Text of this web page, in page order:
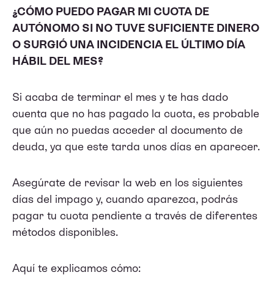
¿CÓMO PUEDO PAGAR MI CUOTA DE
AUTÓNOMO SI NO TUVE SUFICIENTE DINERO
O SURGIÓ UNA INCIDENCIA EL ÚLTIMO DÍA
HÁBIL DEL MES?
Si acaba de terminar el mes y te has dado
cuenta que no has pagado la cuota, es probable
que aún no puedas acceder al documento de
deuda, ya que este tarda unos días en aparecer.
Asegúrate de revisar la web en los siguientes
días del impago y, cuando aparezca, podrás
pagar tu cuota pendiente a través de diferentes
métodos disponibles.
Aquí te explicamos cómo: